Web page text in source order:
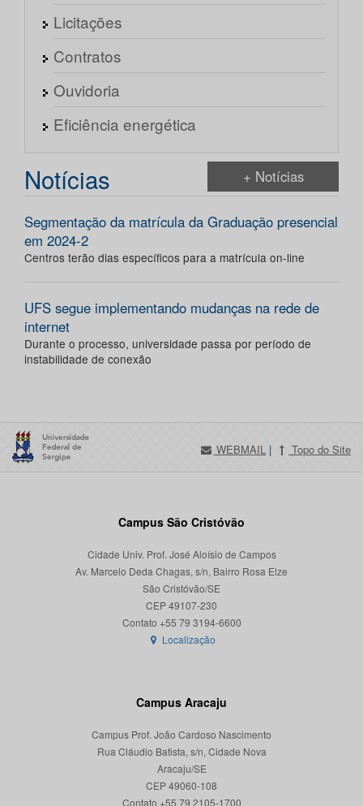
Licitações
Contratos
Ouvidoria
Eficiência energética
Notícias + Notícias
Segmentação da matrícula da Graduação presencial
em 2024-2
Centros terão dias específicos para a matrícula on-line
UFS segue implementando mudanças na rede de
internet
Durante o processo, universidade passa por período de
instabilidade de conexão
WEBMAIL | Topo do Site
Campus São Cristóvão
Cidade Univ. Prof. José Aloísio de Campos
Av. Marcelo Deda Chagas, s/n, Bairro Rosa Elze
São Cristóvão/SE
CEP 49107-230
Localização
Campus Aracaju
Campus Prof. João Cardoso Nascimento
Rua Cláudio Batista, s/n, Cidade Nova
Aracaju/SE
CEP 49060-108